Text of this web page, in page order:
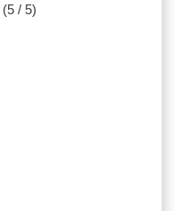
(5 / 5)